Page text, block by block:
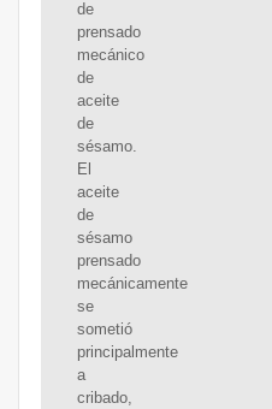
de
prensado
mecánico
de
aceite
de
sésamo.
El
aceite
de
sésamo
prensado
mecánicamente
se
sometió
principalmente
a
cribado,